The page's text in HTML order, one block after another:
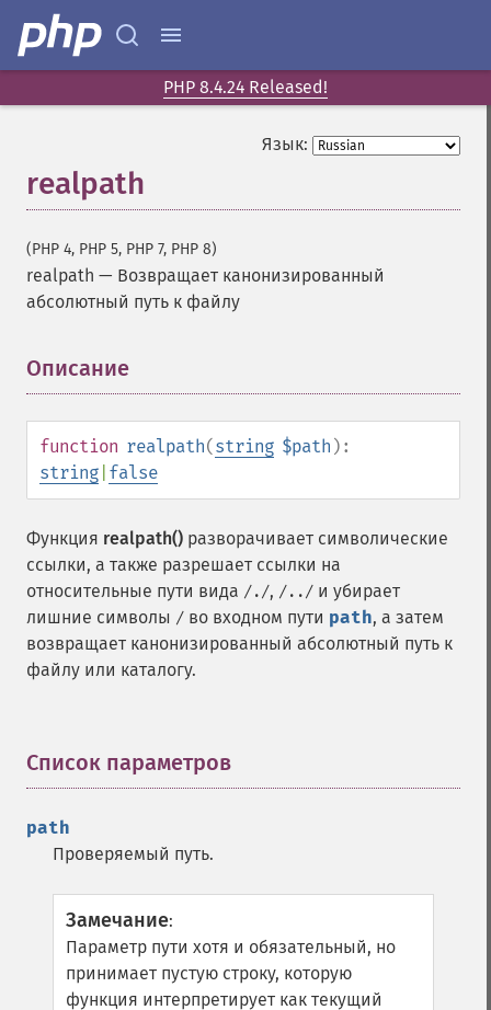
PHP 8.4.24 Released!
Язык:
realpath
(PHP 4, PHP 5, PHP 7, PHP 8)
realpath — Возвращает канонизированный
абсолютный путь к файлу
Описание
function realpath(string $path ):
string false
Функция realpath() разворачивает символические
ссылки, а также разрешает ссылки на
относительные пути вида /./, /../ и убирает
лишние символы / во входном пути path, а затем
возвращает канонизированный абсолютный путь к
файлу или каталогу.
Список параметров
path
Проверяемый путь.
Замечание:
Параметр пути хотя и обязательный, но
принимает пустую строку, которую
функция интерпретирует как текущий